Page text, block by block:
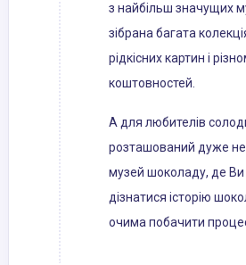
з найбільш значущих
зібрана багата
рідкісних картин і
коштовностей.
А для любителів
розташований дуже
музей шоколаду, де Ви
дізнатися історію
очима побачити